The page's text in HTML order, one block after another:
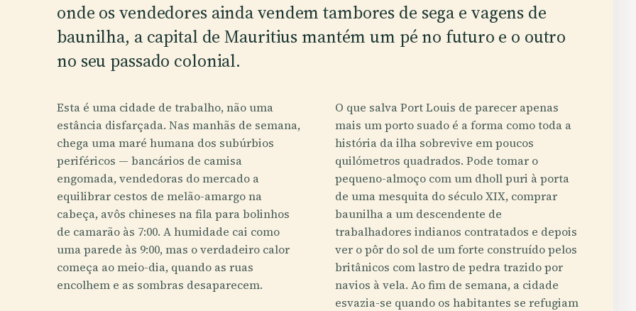
onde os vendedores ainda vendem tambores de sega e vagens de
baunilha, a capital de Mauritius mantém um pé no futuro e o outro
no seu passado colonial.
Esta é uma cidade de trabalho, não uma
estância disfarçada. Nas manhãs de semana,
chega uma maré humana dos subúrbios
periféricos — bancários de camisa
engomada, vendedoras do mercado a
equilibrar cestos de melão-amargo na
cabeça, avôs chineses na fila para bolinhos
de camarão às 7:00. A humidade cai como
uma parede às 9:00, mas o verdadeiro calor
começa ao meio-dia, quando as ruas
encolhem e as sombras desaparecem.
O que salva Port Louis de parecer apenas
mais um porto suado é a forma como toda a
história da ilha sobrevive em poucos
quilómetros quadrados. Pode tomar o
pequeno-almoço com um dholl puri à porta
de uma mesquita do século XIX, comprar
baunilha a um descendente de
trabalhadores indianos contratados e depois
ver o pôr do sol de um forte construído pelos
britânicos com lastro de pedra trazido por
navios à vela. Ao fim de semana, a cidade
esvazia-se quando os habitantes se refugiam